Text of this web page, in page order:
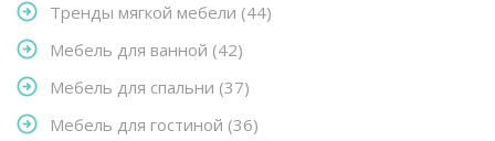
Тренды мягкой мебели (44)
Мебель для ванной (42)
Мебель для спальни (37)
Мебель для гостиной (36)